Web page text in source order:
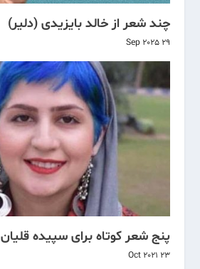
چند شعر از خالد بایزیدی (دلیر)
29 Sep 2025
پنج شعر کوتاه برای سپیده قلیان
23 Oct 2021